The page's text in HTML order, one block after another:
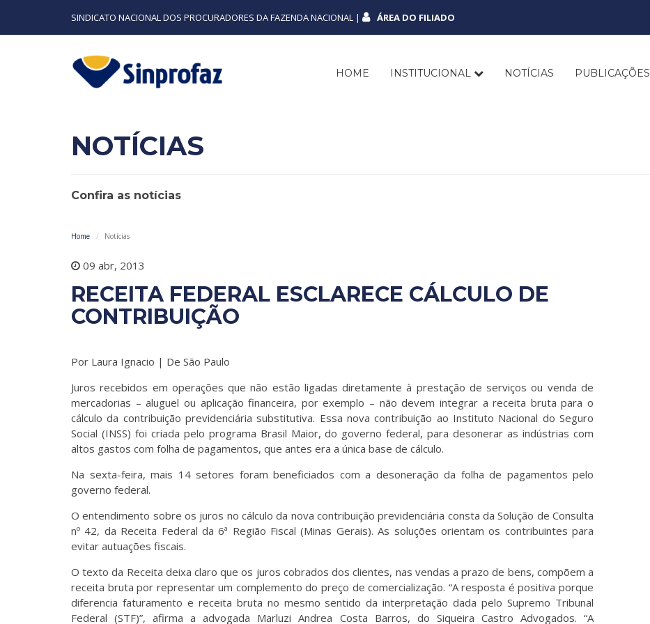
SINDICATO NACIONAL DOS PROCURADORES DA FAZENDA NACIONAL | ÁREA DO FILIADO
HOME INSTITUCIONAL NOTÍCIAS PUBLICAÇÕES
NOTÍCIAS
Confira as notícias
Home Notícias
09 abr, 2013
RECEITA FEDERAL ESCLARECE CÁLCULO DE
CONTRIBUIÇÃO
Por Laura Ignacio | De São Paulo
Juros recebidos em operações que não estão ligadas diretamente à prestação de serviços ou venda de
mercadorias – aluguel ou aplicação financeira, por exemplo – não devem integrar a receita bruta para o
cálculo da contribuição previdenciária substitutiva. Essa nova contribuição ao Instituto Nacional do Seguro
Social (INSS) foi criada pelo programa Brasil Maior, do governo federal, para desonerar as indústrias com
altos gastos com folha de pagamentos, que antes era a única base de cálculo.
Na sexta-feira, mais 14 setores foram beneficiados com a desoneração da folha de pagamentos pelo
governo federal.
O entendimento sobre os juros no cálculo da nova contribuição previdenciária consta da Solução de Consulta
nº 42, da Receita Federal da 6ª Região Fiscal (Minas Gerais). As soluções orientam os contribuintes para
evitar autuações fiscais.
O texto da Receita deixa claro que os juros cobrados dos clientes, nas vendas a prazo de bens, compõem a
receita bruta por representar um complemento do preço de comercialização. “A resposta é positiva porque
diferencia faturamento e receita bruta no mesmo sentido da interpretação dada pelo Supremo Tribunal
Federal (STF)”, afirma a advogada Marluzi Andrea Costa Barros, do Siqueira Castro Advogados. “A